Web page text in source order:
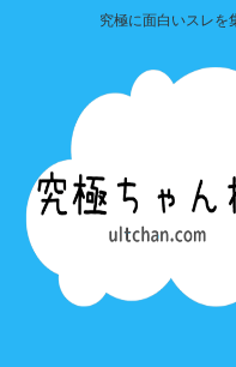
究極に面白いスレを